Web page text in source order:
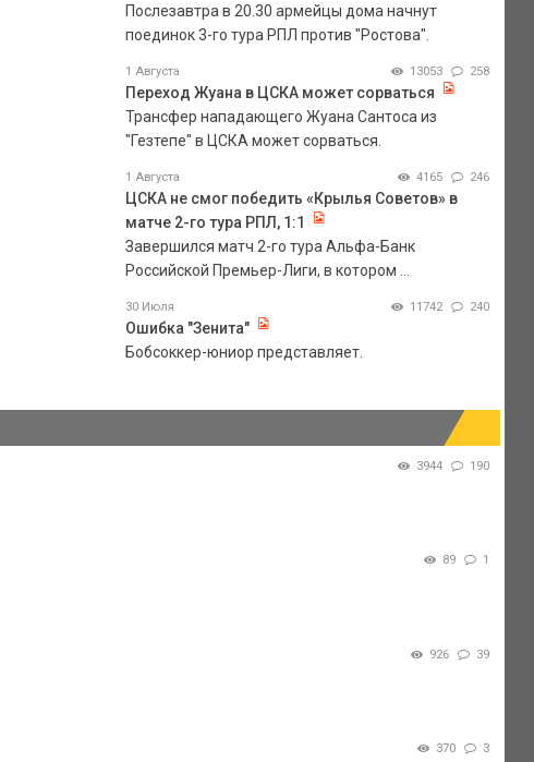
Послезавтра в 20.30 армейцы дома начнут
поединок 3-го тура РПЛ против "Ростова".
1 Августа 13053 258
Переход Жуана в ЦСКА может сорваться
Трансфер нападающего Жуана Сантоса из
"Гезтепе" в ЦСКА может сорваться.
1 Августа 4165 246
ЦСКА не смог победить «Крылья Советов» в
матче 2-го тура РПЛ, 1:1
Завершился матч 2-го тура Альфа-Банк
Российской Премьер-Лиги, в котором ...
30 Июля 11742 240
Ошибка "Зенита"
Бобсоккер-юниор представляет.
3944 190
89 1
926 39
370 3